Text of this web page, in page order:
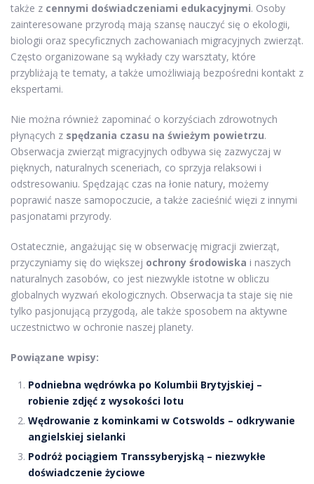
także z cennymi doświadczeniami edukacyjnymi. Osoby
zainteresowane przyrodą mają szansę nauczyć się o ekologii,
biologii oraz specyficznych zachowaniach migracyjnych zwierząt.
Często organizowane są wykłady czy warsztaty, które
przybliżają te tematy, a także umożliwiają bezpośredni kontakt z
ekspertami.
Nie można również zapominać o korzyściach zdrowotnych
płynących z spędzania czasu na świeżym powietrzu.
Obserwacja zwierząt migracyjnych odbywa się zazwyczaj w
pięknych, naturalnych sceneriach, co sprzyja relaksowi i
odstresowaniu. Spędzając czas na łonie natury, możemy
poprawić nasze samopoczucie, a także zacieśnić więzi z innymi
pasjonatami przyrody.
Ostatecznie, angażując się w obserwację migracji zwierząt,
przyczyniamy się do większej ochrony środowiska i naszych
naturalnych zasobów, co jest niezwykle istotne w obliczu
globalnych wyzwań ekologicznych. Obserwacja ta staje się nie
tylko pasjonującą przygodą, ale także sposobem na aktywne
uczestnictwo w ochronie naszej planety.
Powiązane wpisy:
Podniebna wędrówka po Kolumbii Brytyjskiej –
robienie zdjęć z wysokości lotu
Wędrowanie z kominkami w Cotswolds – odkrywanie
angielskiej sielanki
Podróż pociągiem Transsyberyjską – niezwykłe
doświadczenie życiowe